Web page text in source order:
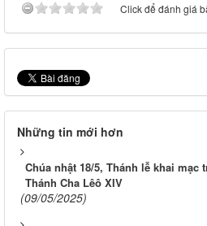
Click để đánh giá
Những tin mới hơn
Chúa nhật 18/5, Thánh lễ khai mạc
Thánh Cha Lêô XIV
(09/05/2025)